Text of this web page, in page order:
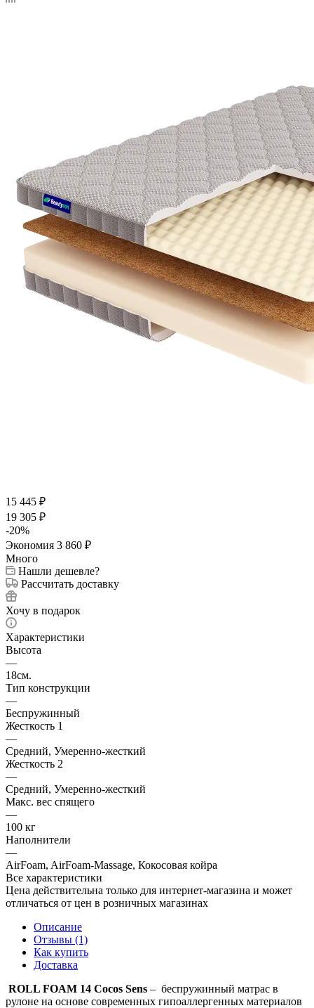
15 445 ₽
19 305 ₽
-20%
Экономия 3 860 ₽
Много
Нашли дешевле?
Рассчитать доставку
Хочу в подарок
Характеристики
Высота
—
18см.
Тип конструкции
—
Беспружинный
Жесткость 1
—
Средний, Умеренно-жесткий
Жесткость 2
—
Средний, Умеренно-жесткий
Макс. вес спящего
—
100 кг
Наполнители
—
AirFoam, AirFoam-Massage, Кокосовая койра
Все характеристики
Цена действительна только для интернет-магазина и может
отличаться от цен в розничных магазинах
Описание
Отзывы (1)
Как купить
Доставка
ROLL FOAM 14 Cocos Sens – беспружинный матрас в
рулоне на основе современных гипоаллергенных материалов